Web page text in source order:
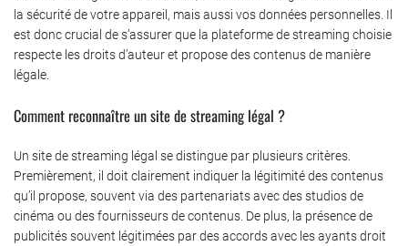
la sécurité de votre appareil, mais aussi vos données personnelles. Il
est donc crucial de s’assurer que la plateforme de streaming choisie
respecte les droits d’auteur et propose des contenus de manière
légale.
Comment reconnaître un site de streaming légal ?
Un site de streaming légal se distingue par plusieurs critères.
Premièrement, il doit clairement indiquer la légitimité des contenus
qu’il propose, souvent via des partenariats avec des studios de
cinéma ou des fournisseurs de contenus. De plus, la présence de
publicités souvent légitimées par des accords avec les ayants droit